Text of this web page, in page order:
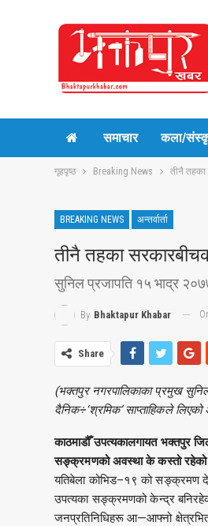
समाचार कला/
गृहपृष्ठ Breaking News तीनै तहका
BREAKING NEWS अन्तर्वार्ता
तीनै तहका
सुनिल प्रजापति १५ भाद्र
By Bhaktapur Khabar
Share
(भक्तपुर नगरपालिकाका प्रमुख सुनिल
दैनिक÷‘श्रमिक’ साप्ताहिकले लिएको
काठमाडौँ उपत्यकालगायत भक्तपुर
सङ्क्रमणको अवस्था के कस्तो
यतिबेला कोभिड–१९ को सङ्क्रमण
उपत्यका सङ्क्रमणको केन्द्र
जनप्रतिनिधिहरू आ—आफ्नो